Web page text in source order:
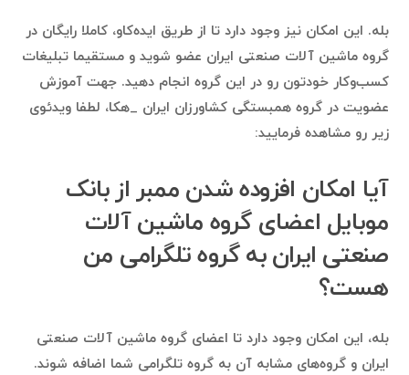
بله. این امکان نیز وجود دارد تا از طریق ایده‌کاو، کاملا رایگان در
گروه ماشین آلات صنعتی ایران عضو شوید و مستقیما تبلیغات
کسب‌وکار خودتون رو در این گروه انجام دهید. جهت آموزش
عضویت در گروه همبستگی کشاورزان ایران _هکا، لطفا ویدئوی
زیر رو مشاهده فرمایید:
آیا امکان افزوده شدن ممبر از بانک
موبایل اعضای گروه ماشین آلات
صنعتی ایران به گروه تلگرامی من
هست؟
بله، این امکان وجود دارد تا اعضای گروه ماشین آلات صنعتی
ایران و گروه‌های مشابه آن به گروه تلگرامی شما اضافه شوند.